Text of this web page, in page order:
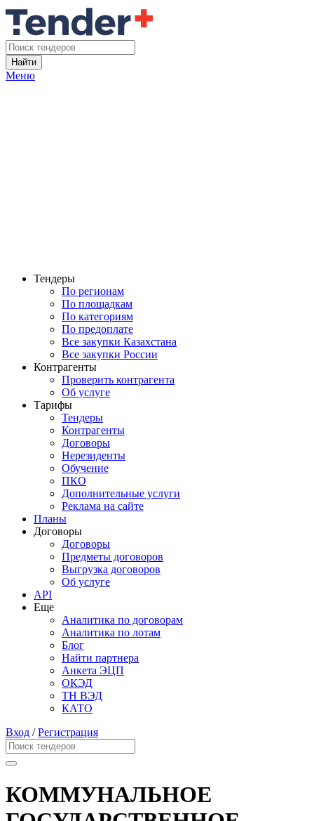
Найти
Меню
Тендеры
По регионам
По площадкам
По категориям
По предоплате
Все закупки Казахстана
Все закупки России
Контрагенты
Проверить контрагента
Об услуге
Тарифы
Тендеры
Контрагенты
Договоры
Нерезиденты
Обучение
ПКО
Дополнительные услуги
Реклама на сайте
Планы
Договоры
Договоры
Предметы договоров
Выгрузка договоров
Об услуге
API
Еще
Аналитика по договорам
Аналитика по лотам
Блог
Найти партнера
Анкета ЭЦП
ОКЭД
ТН ВЭД
КАТО
Вход /Регистрация
КОММУНАЛЬНОЕ